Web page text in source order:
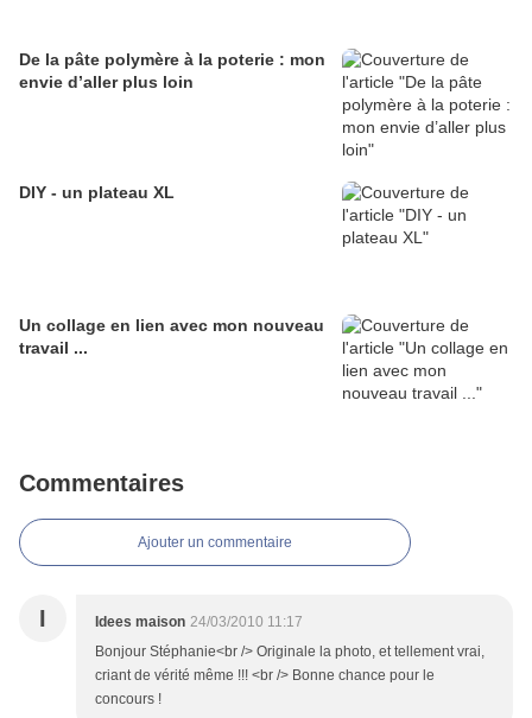
De la pâte polymère à la poterie : mon
envie d’aller plus loin
DIY - un plateau XL
Un collage en lien avec mon nouveau
travail ...
Commentaires
Ajouter un commentaire
I Idees maison 24/03/2010 11:17
Bonjour Stéphanie<br /> Originale la photo, et tellement vrai,
criant de vérité même !!! <br /> Bonne chance pour le
concours !